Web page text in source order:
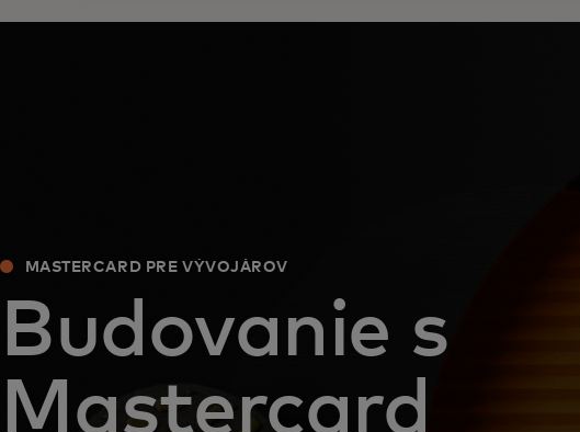
MASTERCARD PRE VÝVOJÁROV
Budovanie s
Mastercard